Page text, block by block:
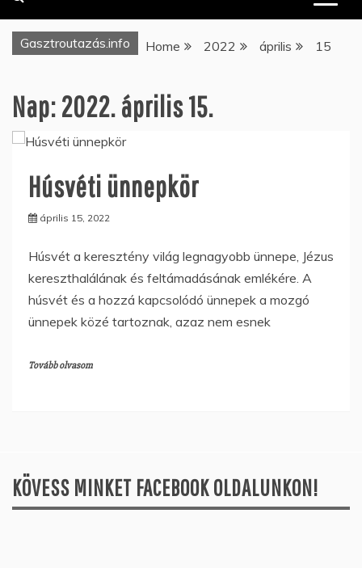
Gasztroutazás.info Home 2022 április 15
Nap:2022. április 15.
Húsvéti ünnepkör
április 15, 2022
Húsvét a keresztény világ legnagyobb ünnepe, Jézus
kereszthalálának és feltámadásának emlékére. A
húsvét és a hozzá kapcsolódó ünnepek a mozgó
ünnepek közé tartoznak, azaz nem esnek
Tovább olvasom
KÖVESS MINKET FACEBOOK OLDALUNKON!